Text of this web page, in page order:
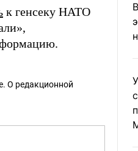
к генсеку НАТО
О редакционной